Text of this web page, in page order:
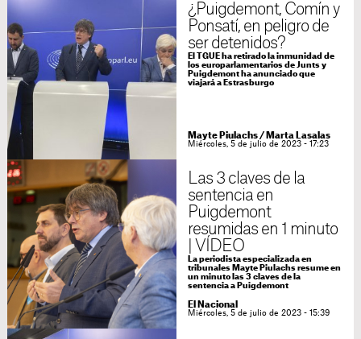
¿Puigdemont, Comín y
Ponsatí, en peligro de
ser detenidos?
El TGUE ha retirado la inmunidad de
los europarlamentarios de Junts y
Puigdemont ha anunciado que
viajará a Estrasburgo
Mayte Piulachs/ Marta Lasalas
Miércoles, 5 de julio de 2023 - 17:23
Las 3 claves de la
sentencia en
Puigdemont
resumidas en 1 minuto
| VÍDEO
La periodista especializada en
tribunales Mayte Piulachs resume en
un minuto las 3 claves de la
sentencia a Puigdemont
El Nacional
Miércoles, 5 de julio de 2023 - 15:39